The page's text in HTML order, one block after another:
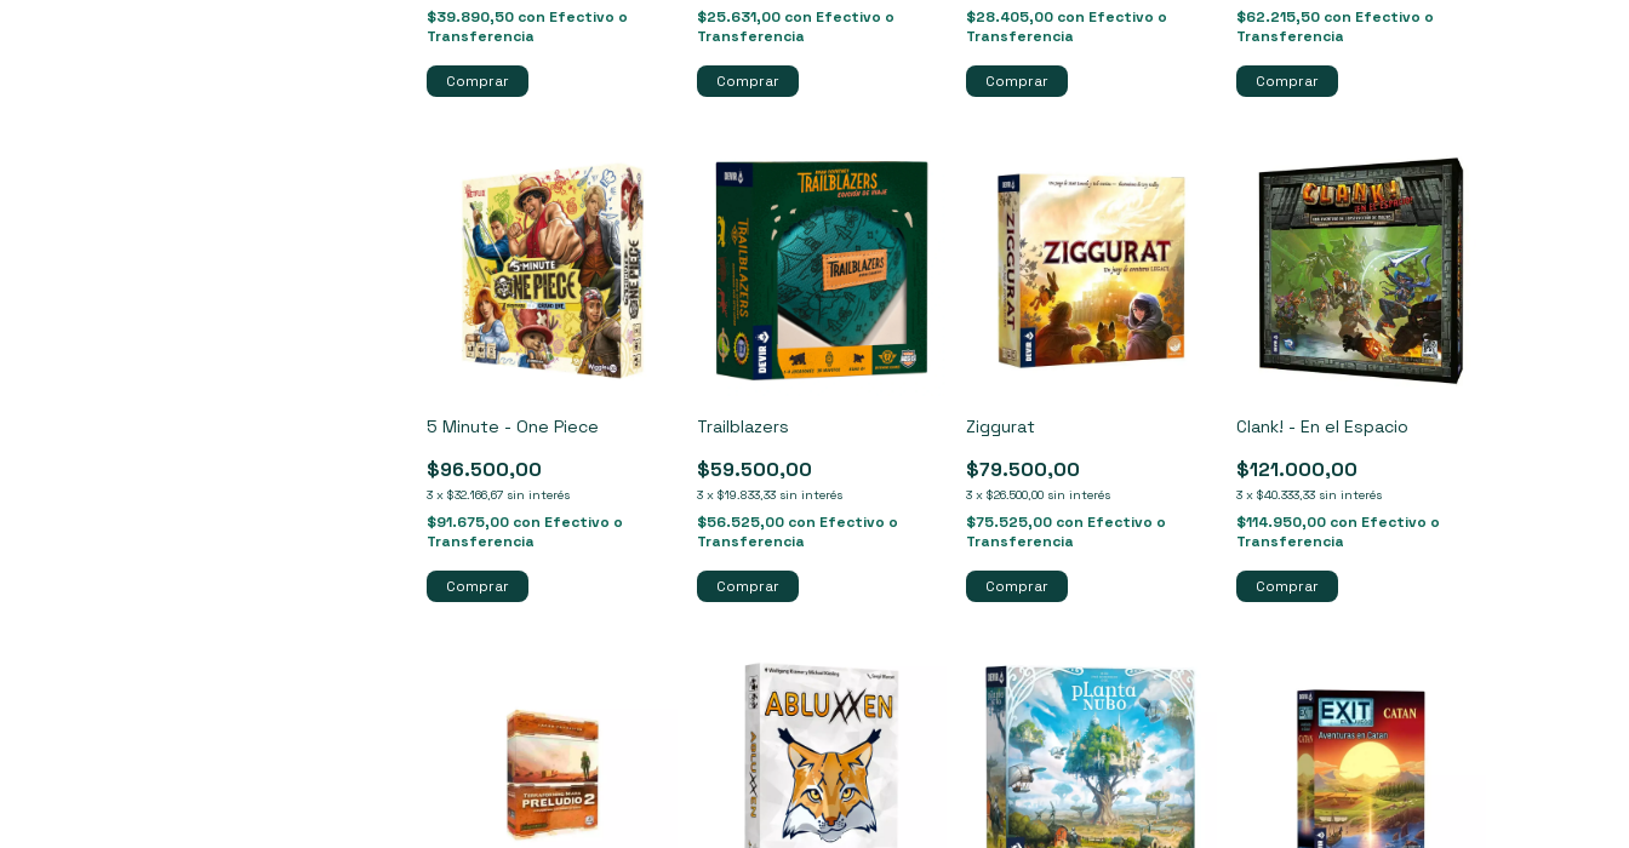
$39.890,50 con Efectivo o
Transferencia
$25.631,00 con Efectivo o
Transferencia
$28.405,00 con Efectivo o
Transferencia
$62.215,50 con Efectivo o
Transferencia
5 Minute - One Piece
$96.500,00
3 x$32.166,67 sin interés
$91.675,00 con Efectivo o
Transferencia
Trailblazers
$59.500,00
3 x $19.833,33 sin interés
$56.525,00 con Efectivo o
Transferencia
Ziggurat
$79.500,00
3 x$26.500,00 sin interés
$75.525,00 con Efectivo o
Transferencia
Clank! - En el Espacio
$121.000,00
3 x $40.333,33 sin interés
$114.950,00 con Efectivo o
Transferencia